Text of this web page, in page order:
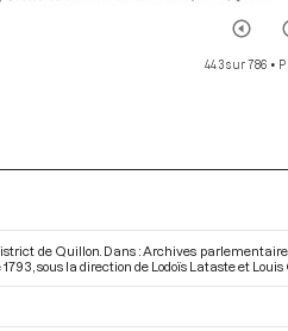
443 sur 786 •
de Quillon. Dans : Archives
1793 , sous la direction de Lodoïs Lataste et